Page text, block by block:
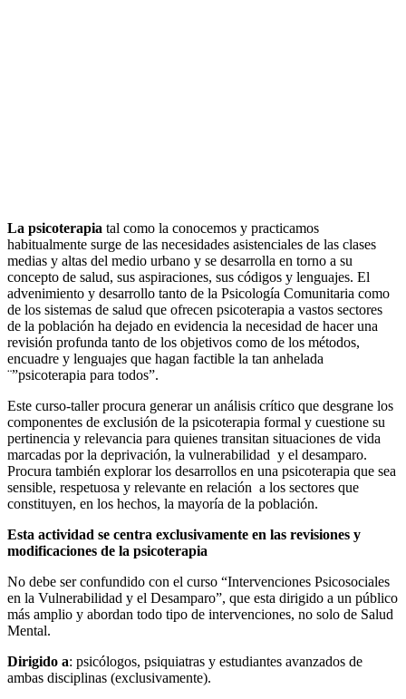
La psicoterapia tal como la conocemos y practicamos
habitualmente surge de las necesidades asistenciales de las clases
medias y altas del medio urbano y se desarrolla en torno a su
concepto de salud, sus aspiraciones, sus códigos y lenguajes. El
advenimiento y desarrollo tanto de la Psicología Comunitaria como
de los sistemas de salud que ofrecen psicoterapia a vastos sectores
de la población ha dejado en evidencia la necesidad de hacer una
revisión profunda tanto de los objetivos como de los métodos,
encuadre y lenguajes que hagan factible la tan anhelada
¨”psicoterapia para todos”.
Este curso-taller procura generar un análisis crítico que desgrane los
componentes de exclusión de la psicoterapia formal y cuestione su
pertinencia y relevancia para quienes transitan situaciones de vida
marcadas por la deprivación, la vulnerabilidad y el desamparo.
Procura también explorar los desarrollos en una psicoterapia que sea
sensible, respetuosa y relevante en relación a los sectores que
constituyen, en los hechos, la mayoría de la población.
Esta actividad se centra exclusivamente en las revisiones y
modificaciones de la psicoterapia
No debe ser confundido con el curso “Intervenciones Psicosociales
en la Vulnerabilidad y el Desamparo”, que esta dirigido a un público
más amplio y abordan todo tipo de intervenciones, no solo de Salud
Mental.
Dirigido a: psicólogos, psiquiatras y estudiantes avanzados de
ambas disciplinas (exclusivamente).